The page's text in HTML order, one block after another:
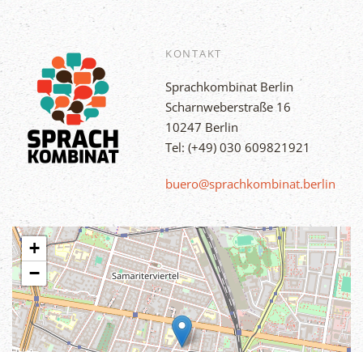
KONTAKT
Sprachkombinat Berlin
Scharnweberstraße 16
10247 Berlin
Tel: (+49) 030 609821921
buero@sprachkombinat.berlin
+
−